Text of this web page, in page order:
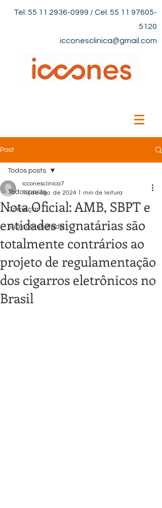
Tel: 55 11 2936-0999 / Cel. 55 11 97605-
5120
icconesclinica@gmail.com
Post
Todos posts
Começar
Sua comunidade
Todos posts
Nota Oficial: AMB, SBPT e
entidades signatárias são
totalmente contrários ao
projeto de regulamentação
dos cigarros eletrônicos no
Brasil
icconesclinica7
19 de ago. de 2024 1 min de leitura